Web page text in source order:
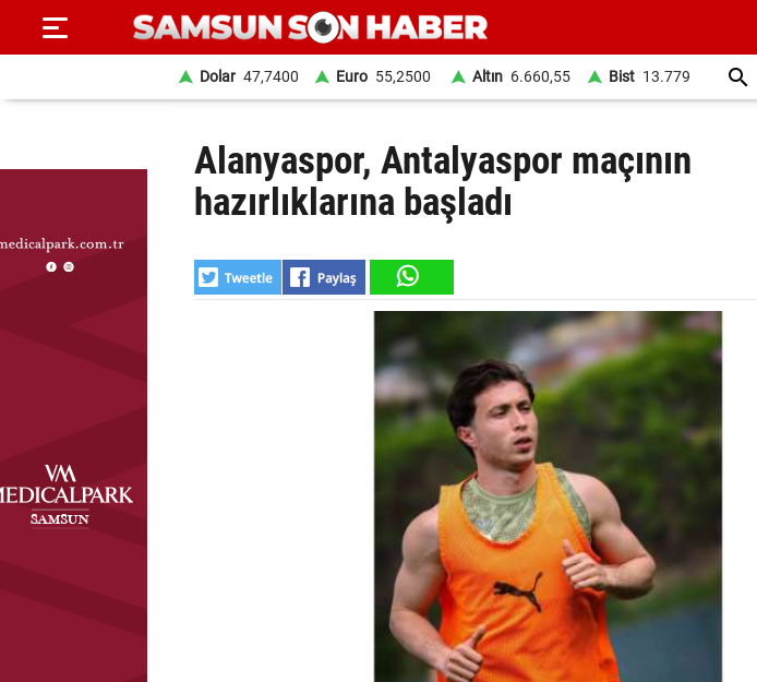
SAYFA
HABER
DÜNYA
MAGAZİN
Dolar 47,7400 Euro 55,2500 Altın 6.660,55 Bist 13.779
Alanyaspor, Antalyaspor maçının
hazırlıklarına başladı